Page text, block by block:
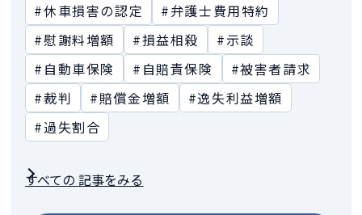
#休車損害の認定
#弁護士費用特約
#慰謝料増額
#損益相殺
#示談
#自動車保険
#自賠責保険
#被害者請求
#裁判
#賠償金増額
#逸失利益増額
#過失割合
すべての 記事をみる